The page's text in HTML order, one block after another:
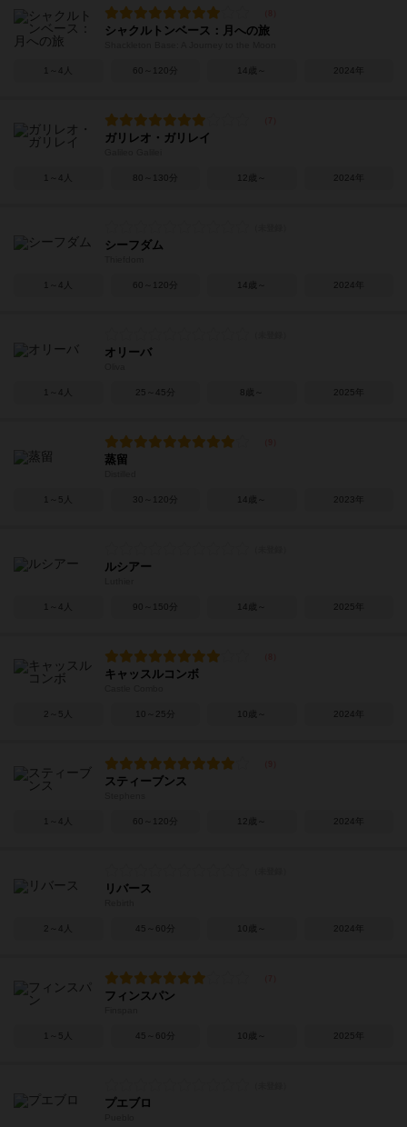
シャクルトンベース：月への旅
1～4人 60～120分 14歳～ 2024年
ガリレオ・ガリレイ
1～4人 80～130分 12歳～ 2024年
シーフダム
1～4人 60～120分 14歳～ 2024年
オリーバ
1～4人 25～45分 8歳～ 2025年
蒸留
1～5人 30～120分 14歳～ 2023年
ルシアー
1～4人 90～150分 14歳～ 2025年
キャッスルコンボ
2～5人 10～25分 10歳～ 2024年
スティーブンス
1～4人 60～120分 12歳～ 2024年
リバース
2～4人 45～60分 10歳～ 2024年
フィンスパン
1～5人 45～60分 10歳～ 2025年
プエブロ